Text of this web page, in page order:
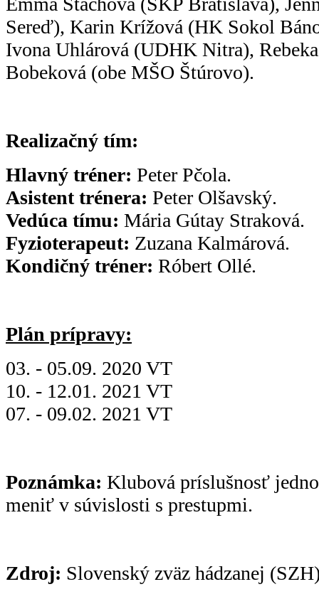
Sereď), Karin Krížová (HK Sokol
Ivona Uhlárová (UDHK Nitra),
Bobeková (obe MŠO Štúrovo).
Realizačný tím:
Hlavný tréner: Peter Pčola.
Asistent trénera: Peter Olšavský.
Vedúca tímu: Mária Gútay Straková.
Fyzioterapeut: Zuzana Kalmárová.
Kondičný tréner: Róbert Ollé.
Plán prípravy:
03. - 05.09. 2020 VT
10. - 12.01. 2021 VT
07. - 09.02. 2021 VT
Poznámka: Klubová príslušnosť
meniť v súvislosti s prestupmi.
Zdroj: Slovenský zväz hádzanej